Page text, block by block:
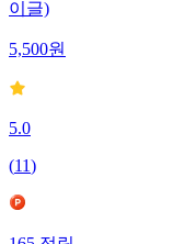
이글)
5,500원
5.0
(11)